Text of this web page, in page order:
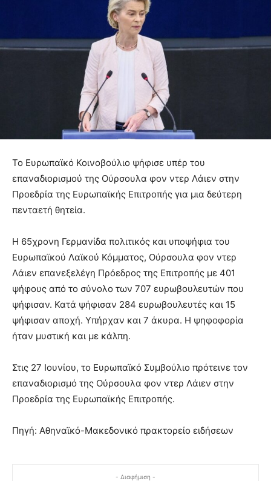
Το Ευρωπαϊκό Κοινοβούλιο ψήφισε υπέρ του
επαναδιορισμού της Ούρσουλα φον ντερ Λάιεν στην
Προεδρία της Ευρωπαϊκής Επιτροπής για μια δεύτερη
πενταετή θητεία.
Η 65χρονη Γερμανίδα πολιτικός και υποψήφια του
Ευρωπαϊκού Λαϊκού Κόμματος, Ούρσουλα φον ντερ
Λάιεν επανεξελέγη Πρόεδρος της Επιτροπής με 401
ψήφους από το σύνολο των 707 ευρωβουλευτών που
ψήφισαν. Κατά ψήφισαν 284 ευρωβουλευτές και 15
ψήφισαν αποχή. Υπήρχαν και 7 άκυρα. Η ψηφοφορία
ήταν μυστική και με κάλπη.
Στις 27 Ιουνίου, το Ευρωπαϊκό Συμβούλιο πρότεινε τον
επαναδιορισμό της Ούρσουλα φον ντερ Λάιεν στην
Προεδρία της Ευρωπαϊκής Επιτροπής.
Πηγή: Αθηναϊκό-Μακεδονικό πρακτορείο ειδήσεων
- Διαφήμιση -